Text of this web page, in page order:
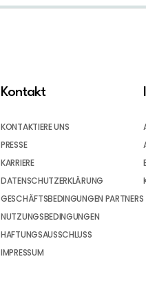
Kontakt
KONTAKTIERE UNS
PRESSE
KARRIERE
DATENSCHUTZERKLÄRUNG
GESCHÄFTSBEDINGUNGEN PARTNERS
NUTZUNGSBEDINGUNGEN
HAFTUNGSAUSSCHLUSS
IMPRESSUM